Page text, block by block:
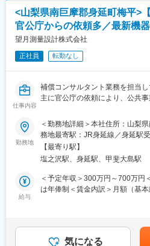
昇格を目指していただきます。そ
（RSV）やマネージャーなど、
ャリアがあります。
■組織構成：
1店舗あたり店長1名、スタッフ5
重視し、相談しやすく協力し合
■当社について：
当社は2023年2月に設立された
レーション管理、システム・イ
ています。
変更の範囲：会社の定める業務
を任せるなど、未経験者・経験
ルドを用意しております。また
をしっかりと還元しております
ており、平均3.5ヶ月分の賞与を
れられる環境が整っております。
・測量士、土地家屋調査士、一
様の信頼に応えております。ま
働く人が充実して働ける環境づ
取り組んでおります。
<山梨県南巨摩郡身延町梅平>
官公庁からの依頼多／最新機
望月測量設計株式会社
正社員 転勤なし
仕事内容
補償コンサルタント業務を担当
主に官公庁の依頼により、公共
木の1本1本までしっかりと調査
を作成（建物など）します。図
かる費用などを積算し、報告書に
※東京、神奈川、埼玉、群馬、長
がございます。
■業務の特徴：
最新の機器（ドローン、3Dスキ
ち合わせ、且つ最新の知識を習
方を求めております。
勤務地
＜勤務地詳細＞本社住所：山梨
務地最寄駅：JR身延線／身延駅
あり変更の範囲：会社の定める
【最寄り駅】
塩之沢駅、身延駅、甲斐大島駅
給与
＜予定年収＞300万円～700万円
は年俸制＜賃金内訳＞月額（基
3.5ヶ月分（年120万円の支給実
与の支給実績あり※国交省より表
気になる